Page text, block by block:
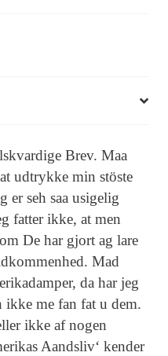
Brev. Maa
udtrykke min stöste
er seh saa usigelig
fatter ikke, at men
De har gjort ag lare
Mad
da har jeg
ikke me fan fat u dem.
ikke af nogen
Aandsliv‘ kender